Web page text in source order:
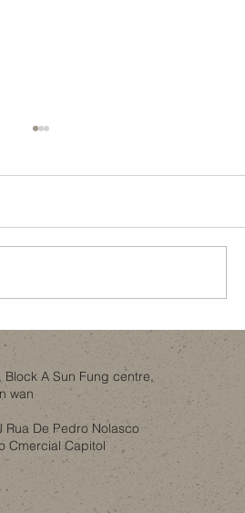
係拆咗重練：結構限制
A Sun Fung centre,
wan
De Pedro Nolasco
Cmercial Capitol